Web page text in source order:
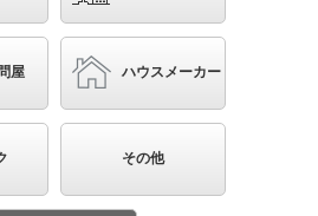
◀ 1/11▼ ▶
各種データ
屋 ハウスメーカー
その他